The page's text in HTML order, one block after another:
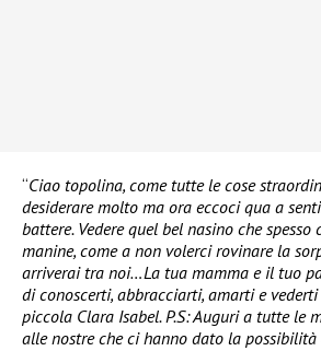
“Ciao topolina, come tutte le cose
desiderare molto ma ora eccoci qua a
battere. Vedere quel bel nasino che
manine, come a non volerci rovinare la
arriverai tra noi…La tua mamma e il tuo
di conoscerti, abbracciarti, amarti e
piccola Clara Isabel. P.S: Auguri a tutte le
alle nostre che ci hanno dato la possibilità